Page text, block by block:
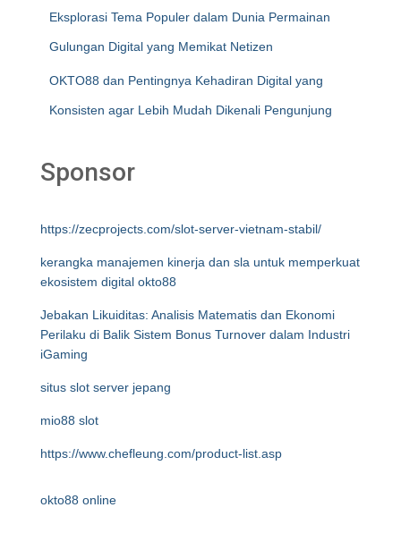
Eksplorasi Tema Populer dalam Dunia Permainan
Gulungan Digital yang Memikat Netizen
OKTO88 dan Pentingnya Kehadiran Digital yang
Konsisten agar Lebih Mudah Dikenali Pengunjung
Sponsor
https://zecprojects.com/slot-server-vietnam-stabil/
kerangka manajemen kinerja dan sla untuk memperkuat
ekosistem digital okto88
Jebakan Likuiditas: Analisis Matematis dan Ekonomi
Perilaku di Balik Sistem Bonus Turnover dalam Industri
iGaming
situs slot server jepang
mio88 slot
https://www.chefleung.com/product-list.asp
okto88 online